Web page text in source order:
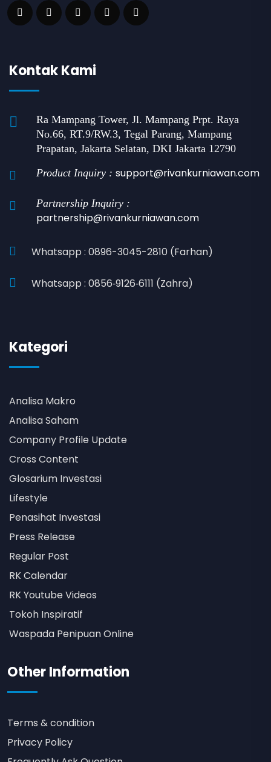
Kontak Kami
Ra Mampang Tower, Jl. Mampang Prpt. Raya
No.66, RT.9/RW.3, Tegal Parang, Mampang
Prapatan, Jakarta Selatan, DKI Jakarta 12790
Product Inquiry : support@rivankurniawan.com
Partnership Inquiry :
partnership@rivankurniawan.com
Whatsapp : 0896-3045-2810 (Farhan)
Whatsapp : 0856‑9126‑6111 (Zahra)
Kategori
Analisa Makro
Analisa Saham
Company Profile Update
Cross Content
Glosarium Investasi
Lifestyle
Penasihat Investasi
Press Release
Regular Post
RK Calendar
RK Youtube Videos
Tokoh Inspiratif
Waspada Penipuan Online
Other Information
Terms & condition
Privacy Policy